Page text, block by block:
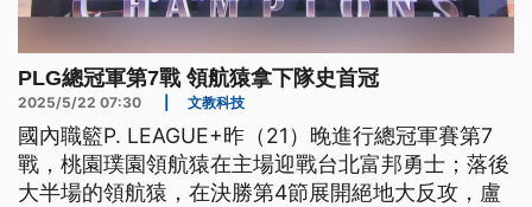
PLG總冠軍第7戰 領航猿拿下隊史首冠
2025/5/22 07:30 文教科技
國內職籃P. LEAGUE+昨（21）晚進行總冠軍賽第7
戰，桃園璞園領航猿在主場迎戰台北富邦勇士；落後
大半場的領航猿，在決勝第4節展開絕地大反攻，盧